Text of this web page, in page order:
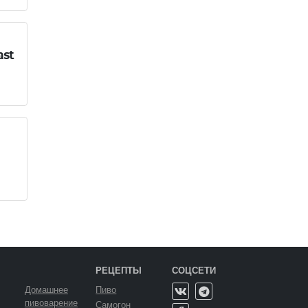
Домашнее
пивоварение
РЕЦЕПТЫ
Пиво
Самогон
СОЦСЕТИ